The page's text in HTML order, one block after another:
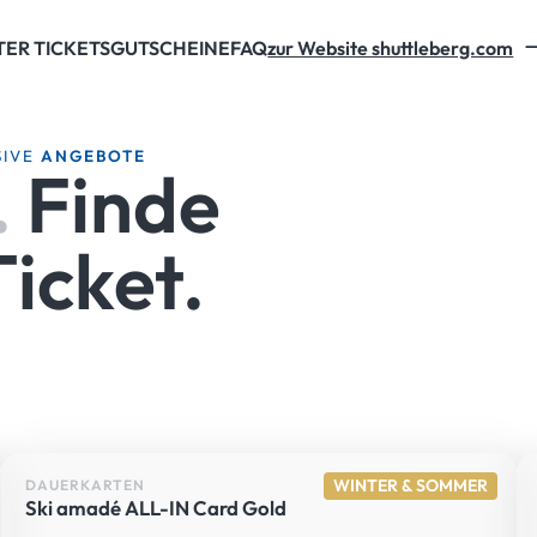
TICKETSGUTSCHEINEFAQzur Website shuttleberg.com
ANGEBOTE
Finde
WINTER & SOMMER
DAUERKARTEN
Ski amadé ALL-IN Card Gold